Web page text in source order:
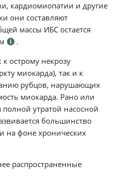
кардиомиопатии и другие
они составляют
массы ИБС остается
.
острому некрозу
миокарда), так и к
рубцов, нарушающих
миокарда. Рано или
полной утратой насосной
большинство
на фоне хронических
распространенные